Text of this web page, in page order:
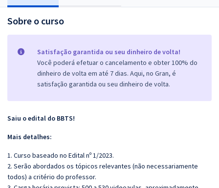
Sobre o curso
Satisfação garantida ou seu dinheiro de volta!
Você poderá efetuar o cancelamento e obter 100% do
dinheiro de volta em até 7 dias. Aqui, no Gran, é
satisfação garantida ou seu dinheiro de volta.
Saiu o edital do BBTS!
Mais detalhes:
1. Curso baseado no Edital nº 1/2023.
2. Serão abordados os tópicos relevantes (não necessariamente
todos) a critério do professor.